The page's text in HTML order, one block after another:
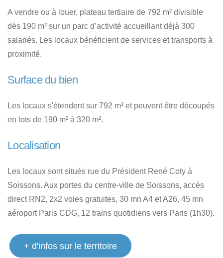
A vendre ou à louer, plateau tertiaire de 792 m² divisible
dès 190 m² sur un parc d’activité accueillant déjà 300
salariés. Les locaux bénéficient de services et transports à
proximité.
Surface du bien
Les locaux s'étendent sur 792 m² et peuvent être découpés
en lots de 190 m² à 320 m².
Localisation
Les locaux sont situés rue du Président René Coty à
Soissons. Aux portes du centre-ville de Soissons, accès
direct RN2, 2x2 voies gratuites, 30 mn A4 et A26, 45 mn
aéroport Paris CDG, 12 trains quotidiens vers Paris (1h30).
+ d'infos sur le territoire